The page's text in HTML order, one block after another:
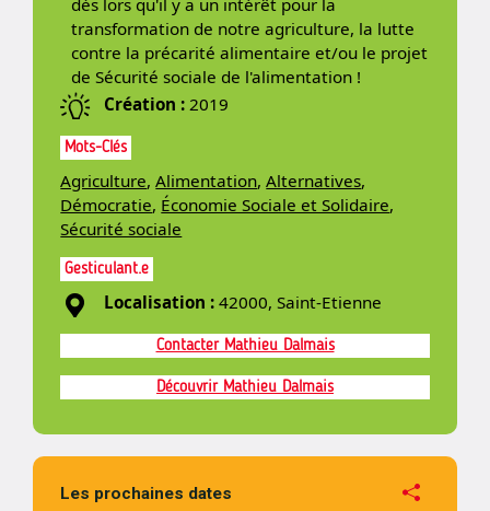
dès lors qu'il y a un intérêt pour la
transformation de notre agriculture, la lutte
contre la précarité alimentaire et/ou le projet
de Sécurité sociale de l'alimentation !
Création :2019
Mots-Clés
Agriculture,Alimentation,Alternatives,
Démocratie, Économie Sociale et Solidaire,
Sécurité sociale
Gesticulant.e
Localisation :42000, Saint-Etienne
Contacter Mathieu Dalmais
Découvrir Mathieu Dalmais
Les prochaines dates